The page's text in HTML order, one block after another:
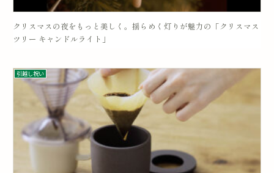
クリスマスの夜をもっと美しく。揺らめく灯りが魅力の「クリスマス
ツリー キャンドルライト」
引越し祝い